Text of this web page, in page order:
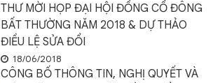
THƯ MỜI HỌP ĐẠI HỘI ĐỒNG CỔ ĐÔNG
BẤT THƯỜNG NĂM 2018 & DỰ THẢO
ĐIỀU LỆ SỬA ĐỔI
18/06/2018
CÔNG BỐ THÔNG TIN, NGHỊ QUYẾT VÀ